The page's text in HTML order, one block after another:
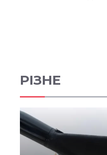
РІЗНЕ